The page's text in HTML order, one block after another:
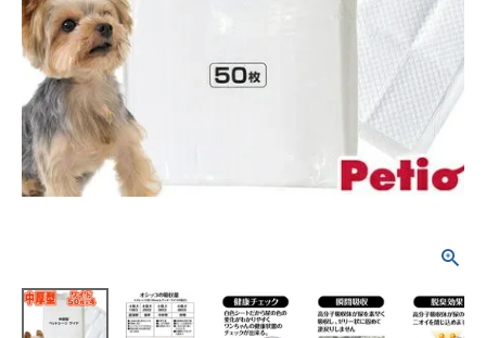
ACCOUNT MENU
ようこそ ゲスト 様
meeting_room ログイン person 新規会員登録